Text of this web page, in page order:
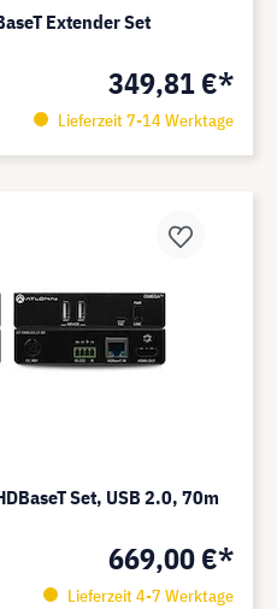
Extender Set
349,81 €*
Lieferzeit 7-14 Werktage
Set, USB 2.0, 70m
669,00 €*
Lieferzeit 4-7 Werktage